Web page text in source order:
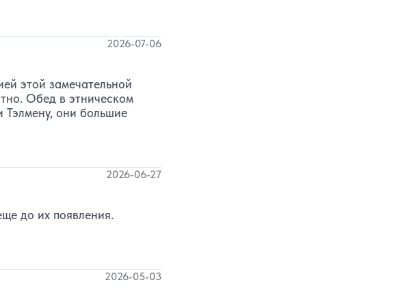
2026-07-06
этой замечательной
Обед в этническом
Тэлмену, они большие
2026-06-27
до их появления.
2026-05-03